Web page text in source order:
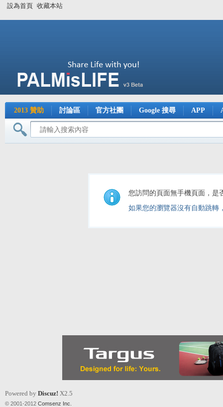
設為首頁 收藏本站
2013 贊助 討論區 官方社團 Google 搜尋 APP
您訪問的頁面無手機頁面，是
如果您的瀏覽器沒有自動跳轉
Powered by Discuz! X2.5
© 2001-2012 Comsenz Inc.